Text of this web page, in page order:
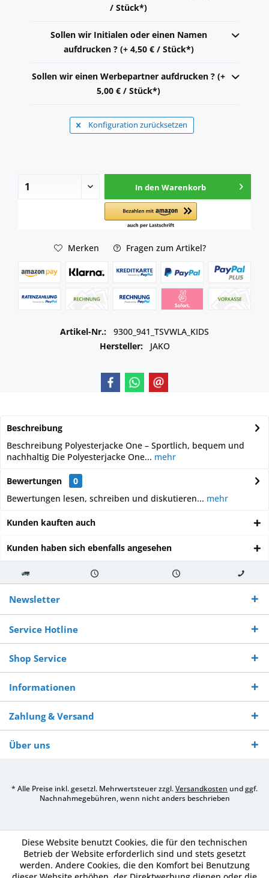
/ Stück*)
Sollen wir Initialen oder einen Namen
aufdrucken ? (+ 4,50 € / Stück*)
Sollen wir einen Werbepartner aufdrucken ? (+
5,00 € / Stück*)
Konfiguration zurücksetzen
In den Warenkorb
Merken Fragen zum Artikel?
Artikel-Nr.:
9300_941_TSVWLA_KIDS
Hersteller:
JAKO
Beschreibung
Beschreibung Polyesterjacke One – Sportlich, bequem und
nachhaltig Die Polyesterjacke One... mehr
Bewertungen
0
Bewertungen lesen, schreiben und diskutieren... mehr
Kunden kauften auch
Kunden haben sich ebenfalls angesehen
Kostenloser
Versand ab €
250,-
Versand innerhalb von Versand von So erreichen
Sie uns 0160
970 511 90
Newsletter
Service Hotline
Shop Service
Informationen
Zahlung & Versand
Über uns
* Alle Preise inkl. gesetzl. Mehrwertsteuer zzgl.Versandkosten und ggf.
Nachnahmegebühren, wenn nicht anders beschrieben
Diese Website benutzt Cookies, die für den technischen
Betrieb der Website erforderlich sind und stets gesetzt
werden. Andere Cookies, die den Komfort bei Benutzung